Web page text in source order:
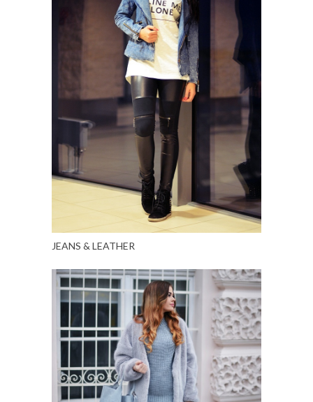
JEANS & LEATHER